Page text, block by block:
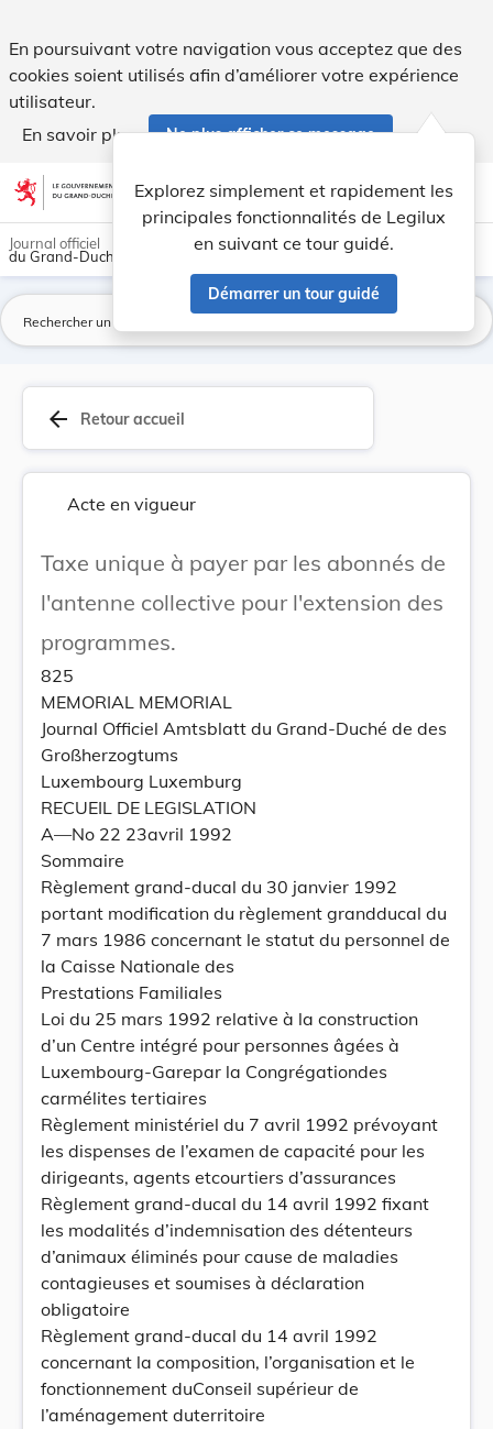
En poursuivant votre navigation vous acceptez que des
cookies soient utilisés afin d’améliorer votre expérience
utilisateur.
En savoir plus
Ne plus afficher ce message
Aller au contenu account_circle help Aide
Explorez simplement et rapidement les
principales fonctionnalités de Legilux
en suivant ce tour guidé.
Démarrer un tour guidé
light_mode dark_mode
Journal officiel
du Grand-Duché de Luxembourg
arrow_back Retour accueil
Acte en vigueur
Taxe unique à payer par les abonnés de
l'antenne collective pour l'extension des
programmes.
825
MEMORIAL MEMORIAL
Journal Officiel Amtsblatt du Grand-Duché de des
Großherzogtums
Luxembourg Luxemburg
RECUEIL DE LEGISLATION
A—No 22 23avril 1992
Sommaire
Règlement grand-ducal du 30 janvier 1992
portant modification du règlement grandducal du
7 mars 1986 concernant le statut du personnel de
la Caisse Nationale des
Prestations Familiales
Loi du 25 mars 1992 relative à la construction
d’un Centre intégré pour personnes âgées à
Luxembourg-Garepar la Congrégationdes
carmélites tertiaires
Règlement ministériel du 7 avril 1992 prévoyant
les dispenses de l’examen de capacité pour les
dirigeants, agents etcourtiers d’assurances
Règlement grand-ducal du 14 avril 1992 fixant
les modalités d’indemnisation des détenteurs
d’animaux éliminés pour cause de maladies
contagieuses et soumises à déclaration
obligatoire
Règlement grand-ducal du 14 avril 1992
concernant la composition, l’organisation et le
fonctionnement duConseil supérieur de
l’aménagement duterritoire